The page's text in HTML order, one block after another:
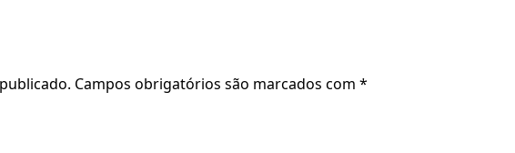
Campos obrigatórios são marcados com *